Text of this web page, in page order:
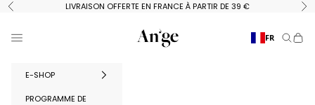
Passer au contenu
Précédent LIVRAISON OFFERTE EN FRANCE À PARTIR DE 39 €
Ange Paris
Menu FR
E-SHOP
PROGRAMME DE